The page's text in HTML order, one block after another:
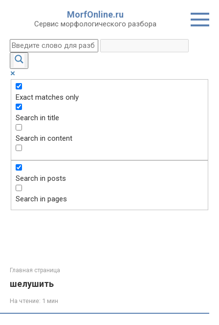
MorfOnline.ru
Сервис морфологического разбора
Exact matches only
Search in title
Search in content
Search in posts
Search in pages
Главная страница
шелушить
На чтение: 1 мин